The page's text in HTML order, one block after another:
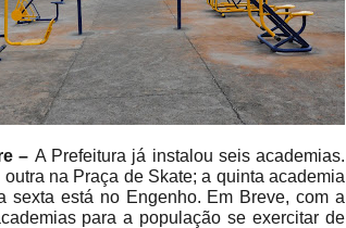
– A Prefeitura já instalou seis academias.
na Praça de Skate; a quinta academia
está no Engenho. Em Breve, com a
para a população se exercitar de